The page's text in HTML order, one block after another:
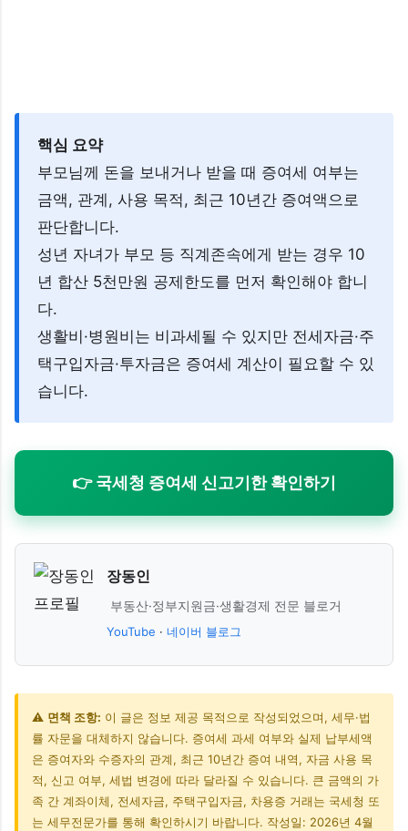
핵심 요약
부모님께 돈을 보내거나 받을 때 증여세 여부는
금액, 관계, 사용 목적, 최근 10년간 증여액으로
판단합니다.
성년 자녀가 부모 등 직계존속에게 받는 경우 10
년 합산 5천만원 공제한도를 먼저 확인해야 합니
다.
생활비·병원비는 비과세될 수 있지만 전세자금·주
택구입자금·투자금은 증여세 계산이 필요할 수 있
습니다.
👉 국세청 증여세 신고기한 확인하기
장동인
부동산·정부지원금·생활경제 전문 블로거
YouTube · 네이버 블로그
⚠️ 면책 조항: 이 글은 정보 제공 목적으로 작성되었으며, 세무·법
률 자문을 대체하지 않습니다. 증여세 과세 여부와 실제 납부세액
은 증여자와 수증자의 관계, 최근 10년간 증여 내역, 자금 사용 목
적, 신고 여부, 세법 변경에 따라 달라질 수 있습니다. 큰 금액의 가
족 간 계좌이체, 전세자금, 주택구입자금, 차용증 거래는 국세청 또
는 세무전문가를 통해 확인하시기 바랍니다. 작성일: 2026년 4월